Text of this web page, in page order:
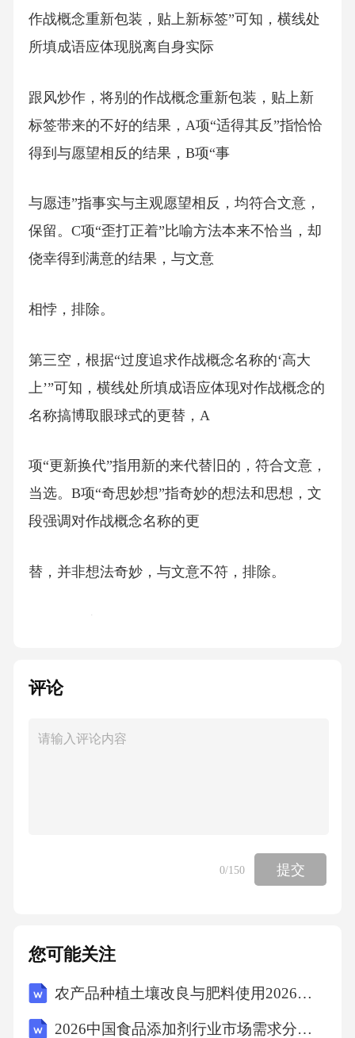
作战概念重新包装，贴上新标签”可知，横线处
所填成语应体现脱离自身实际
跟风炒作，将别的作战概念重新包装，贴上新
标签带来的不好的结果，A项“适得其反”指恰恰
得到与愿望相反的结果，B项“事
与愿违”指事实与主观愿望相反，均符合文意，
保留。C项“歪打正着”比喻方法本来不恰当，却
侥幸得到满意的结果，与文意
相悖，排除。
第三空，根据“过度追求作战概念名称的‘高大
上’”可知，横线处所填成语应体现对作战概念的
名称搞博取眼球式的更替，A
项“更新换代”指用新的来代替旧的，符合文意，
当选。B项“奇思妙想”指奇妙的想法和思想，文
段强调对作战概念名称的更
替，并非想法奇妙，与文意不符，排除。
念开发“变形走样”》
影像基础；经典IP有较高的知名度，具有良好的
拍电
影，其关注度会更高。经典IP的翻拍，似乎一起
评论
0/150 提交
您可能关注
农产品种植土壤改良与肥料使用2026年考试及答案试卷
2026中国食品添加剂行业市场需求分析及投资前景评估报告